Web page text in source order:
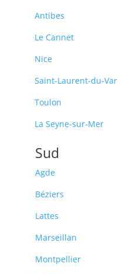
Antibes
Le Cannet
Nice
Saint-Laurent-du-Var
Toulon
La Seyne-sur-Mer
Sud
Agde
Béziers
Lattes
Marseillan
Montpellier